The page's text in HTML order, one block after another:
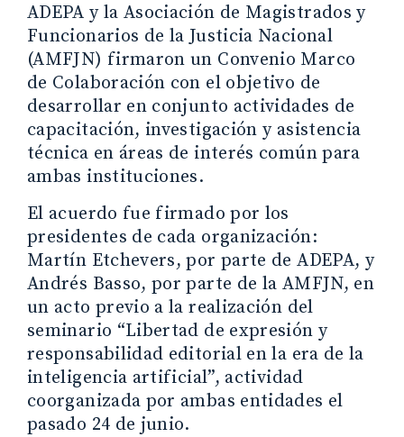
ADEPA y la Asociación de Magistrados y
Funcionarios de la Justicia Nacional
(AMFJN) firmaron un Convenio Marco
de Colaboración con el objetivo de
desarrollar en conjunto actividades de
capacitación, investigación y asistencia
técnica en áreas de interés común para
ambas instituciones.
El acuerdo fue firmado por los
presidentes de cada organización:
Martín Etchevers, por parte de ADEPA, y
Andrés Basso, por parte de la AMFJN, en
un acto previo a la realización del
seminario “Libertad de expresión y
responsabilidad editorial en la era de la
inteligencia artificial”, actividad
coorganizada por ambas entidades el
pasado 24 de junio.